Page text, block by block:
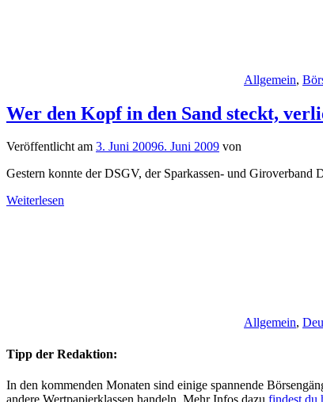
Allgemein,
Wer den Kopf in den Sand steckt,
Veröffentlicht am 3. Juni 20096. Juni 2009 von
Gestern konnte der DSGV, der Sparkassen- und Giroverband
Weiterlesen
Allgemein,
Tipp der Redaktion:
In den kommenden Monaten sind einige spannende
andere Wertpapierklassen handeln. Mehr Infos dazu findest du